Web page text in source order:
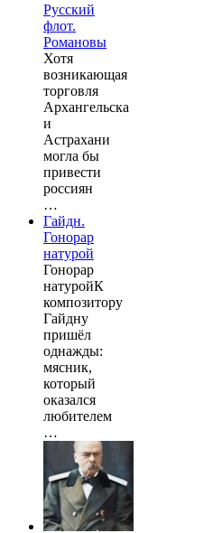
Русский
флот.
Романовы
Хотя
возникающая
торговля
Архангельска
и
Астрахани
могла бы
привести
россиян
…
Гайдн.
Гонорар
натурой
Гонорар
натуройК
композитору
Гайдну
пришёл
однажды:
мясник,
который
оказался
любителем
…